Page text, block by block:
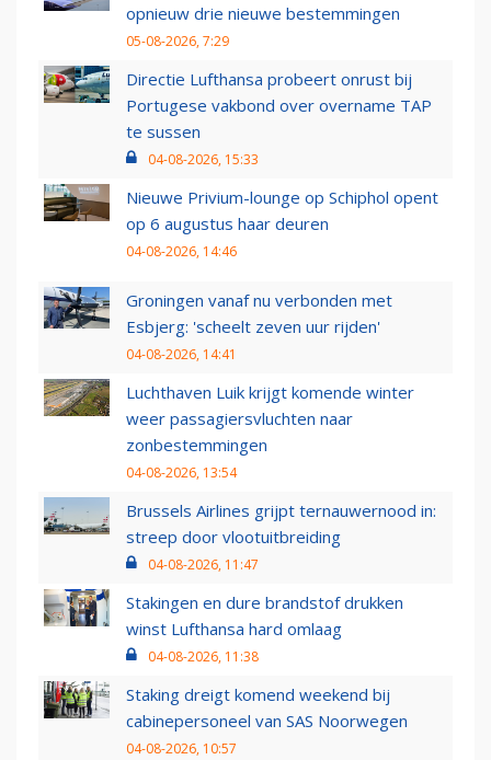
opnieuw drie nieuwe bestemmingen
05-08-2026, 7:29
Directie Lufthansa probeert onrust bij
Portugese vakbond over overname TAP
te sussen
04-08-2026, 15:33
Nieuwe Privium-lounge op Schiphol opent
op 6 augustus haar deuren
04-08-2026, 14:46
Groningen vanaf nu verbonden met
Esbjerg: 'scheelt zeven uur rijden'
04-08-2026, 14:41
Luchthaven Luik krijgt komende winter
weer passagiersvluchten naar
zonbestemmingen
04-08-2026, 13:54
Brussels Airlines grijpt ternauwernood in:
streep door vlootuitbreiding
04-08-2026, 11:47
Stakingen en dure brandstof drukken
winst Lufthansa hard omlaag
04-08-2026, 11:38
Staking dreigt komend weekend bij
cabinepersoneel van SAS Noorwegen
04-08-2026, 10:57